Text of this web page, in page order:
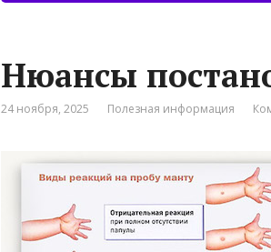
Нюансы
24 ноября, 2025 Полезная информация